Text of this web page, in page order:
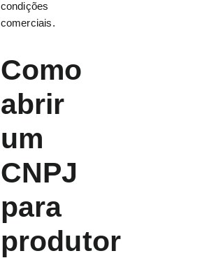
condições
comerciais.
Como
abrir
um
CNPJ
para
produtor